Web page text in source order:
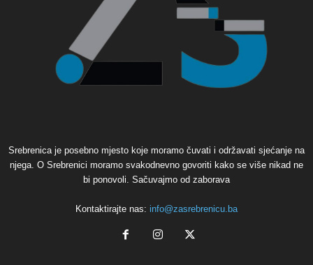
Srebrenica je posebno mjesto koje moramo čuvati i održavati sjećanje na
njega. O Srebrenici moramo svakodnevno govoriti kako se više nikad ne
bi ponovoli. Sačuvajmo od zaborava
Kontaktirajte nas: info@zasrebrenicu.ba